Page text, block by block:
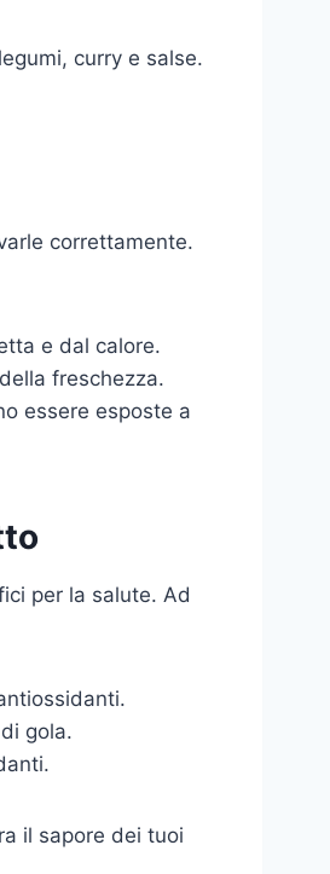
curry e salse.
correttamente.
e dal calore.
freschezza.
essere esposte a
per la salute. Ad
gola.
il sapore dei tuoi